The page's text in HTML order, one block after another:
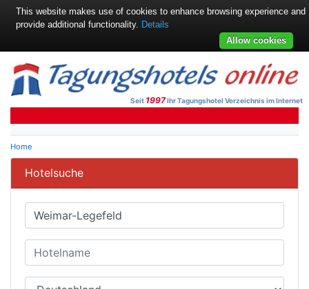
Seit 1997Ihr Tagungshotel Verzeichnis im Internet
Home
Hotelsuche
This website makes use of cookies to enhance browsing experience and
provide additional functionality. Details
Allow cookies